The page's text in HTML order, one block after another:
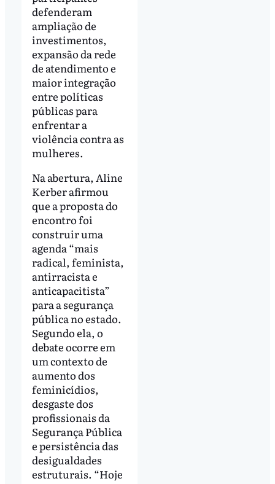
defenderam
ampliação de
investimentos,
expansão da rede
de atendimento e
maior integração
entre políticas
públicas para
enfrentar a
violência contra as
mulheres.
Na abertura, Aline
Kerber afirmou
que a proposta do
encontro foi
construir uma
agenda “mais
radical, feminista,
antirracista e
anticapacitista”
para a segurança
pública no estado.
Segundo ela, o
debate ocorre em
um contexto de
aumento dos
feminicídios,
desgaste dos
profissionais da
Segurança Pública
e persistência das
desigualdades
estruturais. “Hoje